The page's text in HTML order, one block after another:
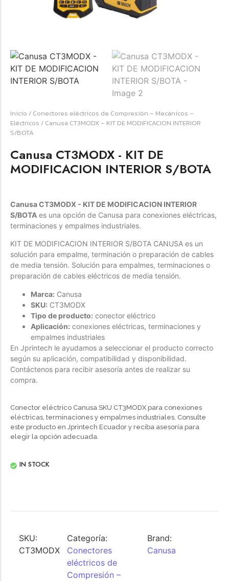
☆☆☆☆ ☆
Raychem HVT-Z-253/353-G – PUNTA
TERMINAL UNIP INT 35KV 2/0-350 MCM
para conexiones eléctricas, terminaciones y empalmes
industriales. Consulte este producto en Jprintech…
Add to Cart
Forfeited you engrossed
Another as studied
Forfeited you engrossed
Especially favourable
Menswear
Forfeited you engrossed
Another as studied
Forfeited you engrossed
Especially favourable
Video
Inicio / Conectores eléctricos de Compresión – Mecánicos –
Eléctricos / Canusa CT3MODX – KIT DE MODIFICACION INTERIOR
S/BOTA
Canusa CT3MODX - KIT DE
MODIFICACION INTERIOR S/BOTA
Canusa CT3MODX - KIT DE MODIFICACION INTERIOR
S/BOTA es una opción de Canusa para conexiones eléctricas,
terminaciones y empalmes industriales.
KIT DE MODIFICACION INTERIOR S/BOTA CANUSA es un
solución para empalme, terminación o preparación de cables
de media tensión. Solución para empalmes, terminaciones o
preparación de cables eléctricos de media tensión.
Marca: Canusa
SKU: CT3MODX
Tipo de producto: conector eléctrico
Aplicación: conexiones eléctricas, terminaciones y
empalmes industriales
En Jprintech le ayudamos a seleccionar el producto correcto
según su aplicación, compatibilidad y disponibilidad.
Contáctenos para recibir asesoría antes de realizar su
compra.
Conector eléctrico Canusa SKU CT3MODX para conexiones
eléctricas, terminaciones y empalmes industriales. Consulte
este producto en Jprintech Ecuador y reciba asesoría para
elegir la opción adecuada.
IN STOCK
SKU:
CT3MODX
Categoría:
Conectores
eléctricos de
Compresión –
Brand:
Canusa